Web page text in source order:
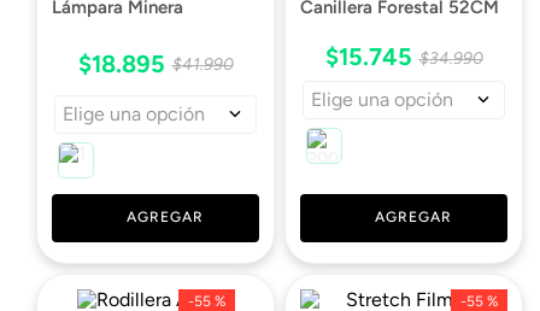
Lámpara Minera
$18.895 $41.990
Elige una opción
AGREGAR
Canillera Forestal 52CM
$15.745 $34.990
Elige una opción
AGREGAR
-55 % -55 %